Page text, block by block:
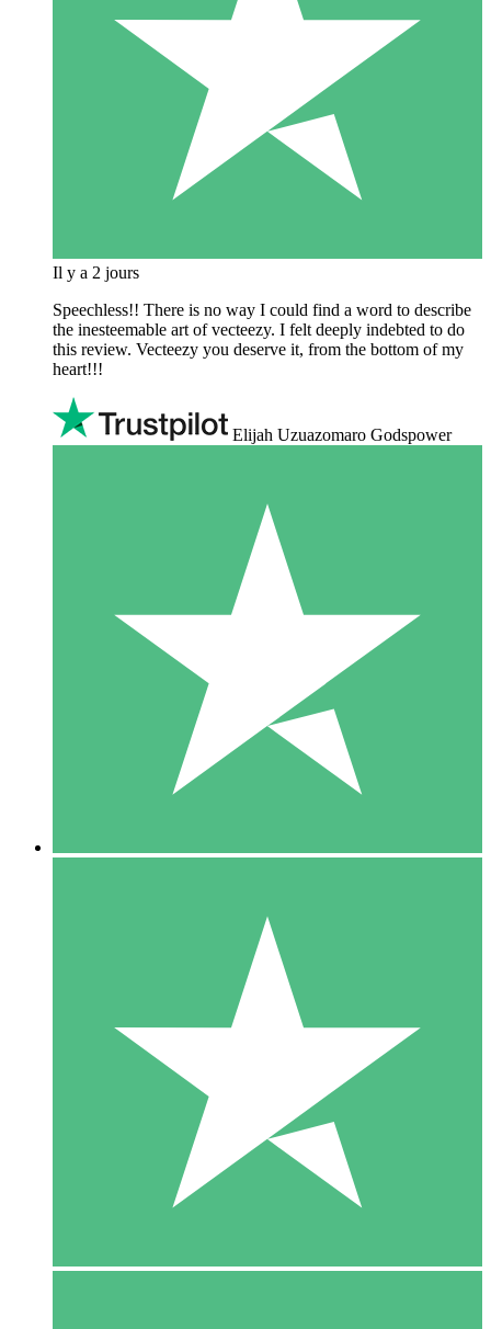
Il y a 2 jours
Speechless!! There is no way I could find a word to describe
the inesteemable art of vecteezy. I felt deeply indebted to do
this review. Vecteezy you deserve it, from the bottom of my
heart!!!
Elijah Uzuazomaro Godspower